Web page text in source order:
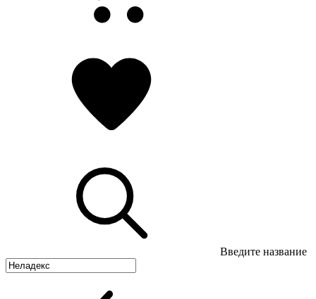
Введите название